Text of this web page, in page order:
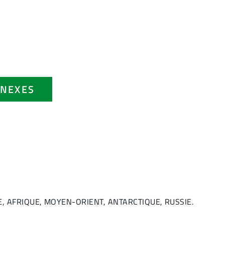
MOYEN-ORIENT, ANTARCTIQUE, RUSSIE.